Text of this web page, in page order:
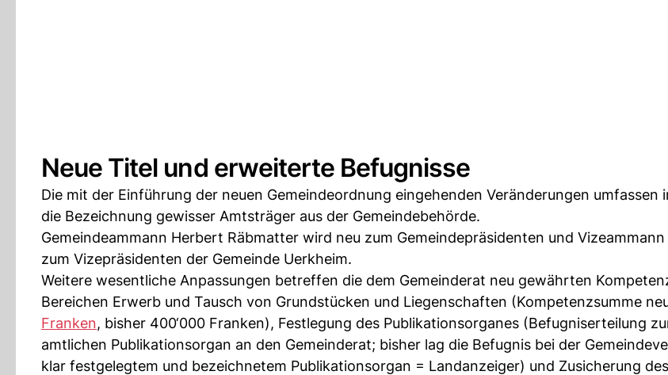
Neue Titel und erweiterte Befugnisse
Die mit der Einführung der neuen Gemeindeordnung eingehenden Veränderungen umfassen
die Bezeichnung gewisser Amtsträger aus der Gemeindebehörde.
Gemeindeammann Herbert Räbmatter wird neu zum Gemeindepräsidenten und
zum Vizepräsidenten der Gemeinde Uerkheim.
Weitere wesentliche Anpassungen betreffen die dem Gemeinderat neu gewährten
Bereichen Erwerb und Tausch von Grundstücken und Liegenschaften (Kompetenzsumme
Franken, bisher 400‘000 Franken), Festlegung des Publikationsorganes (Befugniserteilung
amtlichen Publikationsorgan an den Gemeinderat; bisher lag die Befugnis bei der
klar festgelegtem und bezeichnetem Publikationsorgan = Landanzeiger) und Zusicherung des